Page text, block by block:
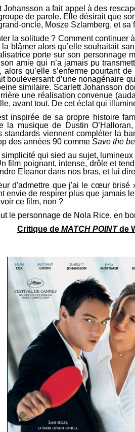
a fait appel à des
de parole. Elle désirait que
oncle, Mosze Szlamberg, et
la solitude ? Comment
blâmer alors qu’elle souhaitait
porte sur son
amie qui n’a jamais pu
qu’elle s’enferme pourtant
d’une nonagénaire
similaire. Scarlett Johansson
une réalisation convenue
avant tout. De cet éclat qui
inspirée de sa propre histoire
musique de Dustin
standards viennent compléter la
des années 90 comme Save the
qui sied au sujet,
film poignant, intense, drôle et
Eleanor dans nos bras, et lui
d'admettre que j'ai le cœur
de respirer plus que jamais
ce film, non ?
le personnage de Nola Rice, en
Critique de MATCH POINTde